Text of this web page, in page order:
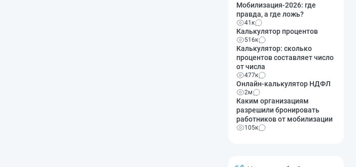
Мобилизация-2026: где
правда, а где ложь?
41к
Калькулятор процентов
516к
Калькулятор: сколько
процентов составляет число
от числа
477к
Онлайн-калькулятор НДФЛ
2м
Каким организациям
разрешили бронировать
работников от мобилизации
105к